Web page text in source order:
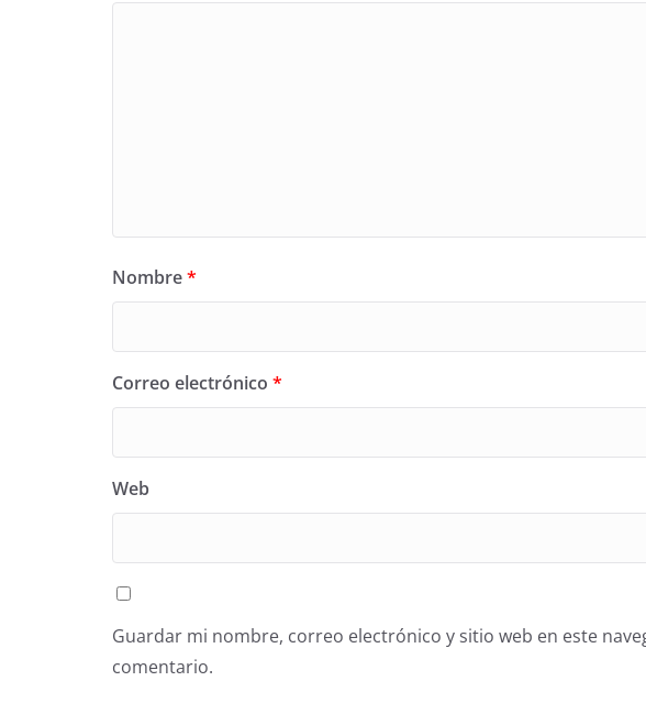
Nombre*
Correo electrónico *
Web
Guardar mi nombre, correo electrónico y sitio web en este
comentario.